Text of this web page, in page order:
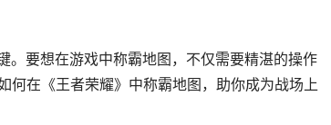
。要想在游戏中称霸地图，不仅需要精湛的操作
何在《王者荣耀》中称霸地图，助你成为战场上